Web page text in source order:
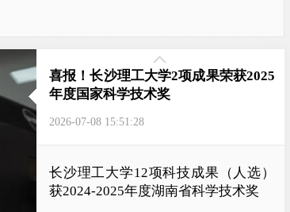
喜报！长沙理工大学2项成果荣获2025
年度国家科学技术奖
2026-07-08 15:51:28
长沙理工大学12项科技成果（人选）
获2024-2025年度湖南省科学技术奖